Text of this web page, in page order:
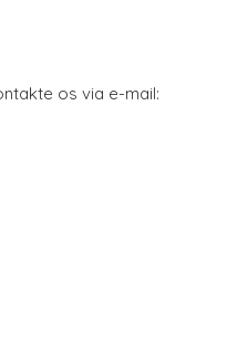
os via e-mail: